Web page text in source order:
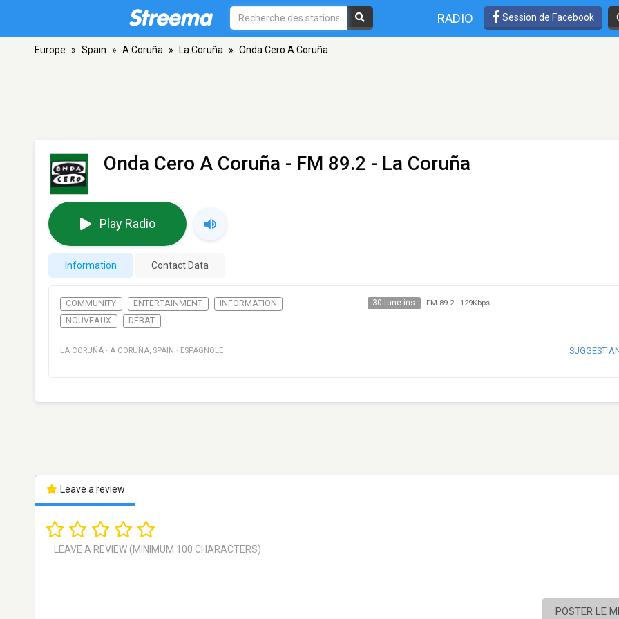
RADIO Session de Facebook
Europe » Spain » A Coruña » La Coruña » Onda Cero A Coruña
Onda Cero A Coruña - FM 89.2 - La Coruña
Play Radio
Information Contact Data
COMMUNITY ENTERTAINMENT
INFORMATION
NOUVEAUX
DÉBAT
30 tune ins FM 89.2- 129Kbps
LA CORUÑA · A CORUÑA, SPAIN · ESPAGNOLE SUGGEST
Leave a review
POSTER LE